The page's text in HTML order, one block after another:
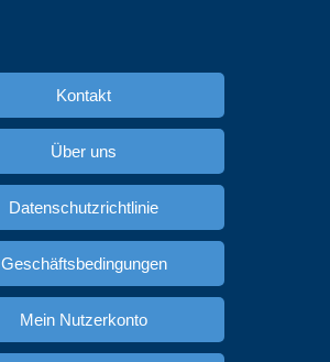
Kontakt
Über uns
Datenschutzrichtlinie
Geschäftsbedingungen
Mein Nutzerkonto